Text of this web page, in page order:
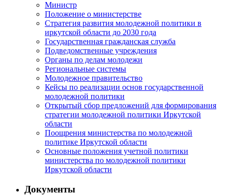
Министр
Положение о министерстве
Стратегия развития молодежной политики в
иркутской области до 2030 года
Государственная гражданская служба
Подведомственные учреждения
Органы по делам молодежи
Региональные системы
Молодежное правительство
Кейсы по реализации основ государственной
молодежной политики
Открытый сбор предложений для формирования
стратегии молодежной политики Иркутской
области
Поощрения министерства по молодежной
политике Иркутской области
Основные положения учетной политики
министерства по молодежной политики
Иркутской области
Документы